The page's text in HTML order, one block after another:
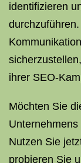
identifizieren
ihrer SEO-
Möchten Sie
Nutzen Sie
probieren Sie